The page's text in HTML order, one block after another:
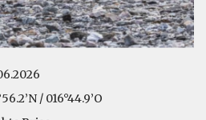
/ 016°44.9’O